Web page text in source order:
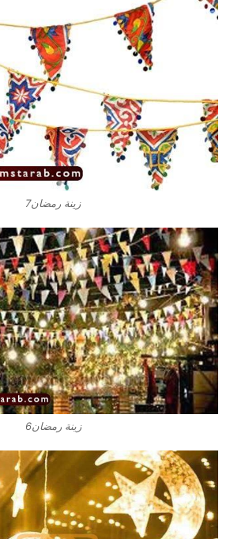
زينة رمضان7
زينة رمضان6